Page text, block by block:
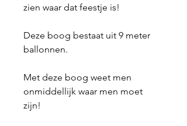
zien waar dat feestje is!
Deze boog bestaat uit 9 meter
ballonnen.
Met deze boog weet men
onmiddellijk waar men moet
zijn!